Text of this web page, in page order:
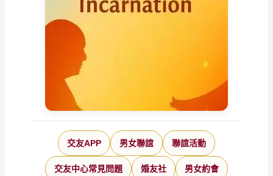
交友APP 男女聯誼 聯誼活動
交友中心常見問題 婚友社 男女約會